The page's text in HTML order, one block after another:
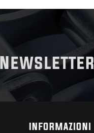
INFORMAZIONI